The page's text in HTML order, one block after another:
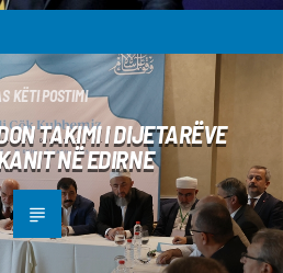
KËTI POSTIMI
TAKIMI I DIJETARËVE
NË EDIRNE